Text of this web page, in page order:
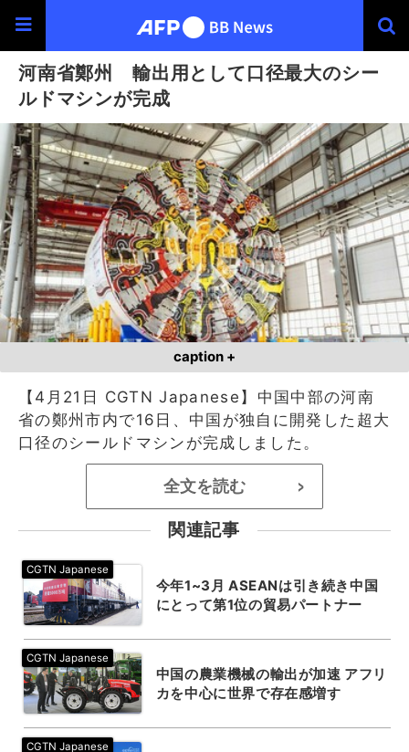
河南省鄭州 輸出用として口径最大のシー
ルドマシンが完成
caption +
【4月21日 CGTN Japanese】中国中部の河南
省の鄭州市内で16日、中国が独自に開発した超大
口径のシールドマシンが完成しました。
全文を読む >
関連記事
今年1~3月 ASEANは引き続き中国
にとって第1位の貿易パートナー
中国の農業機械の輸出が加速 アフリ
カを中心に世界で存在感増す